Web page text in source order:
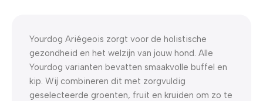
Yourdog Ariégeois zorgt voor de holistische
gezondheid en het welzijn van jouw hond. Alle
Yourdog varianten bevatten smaakvolle buffel en
kip. Wij combineren dit met zorgvuldig
geselecteerde groenten, fruit en kruiden om zo te